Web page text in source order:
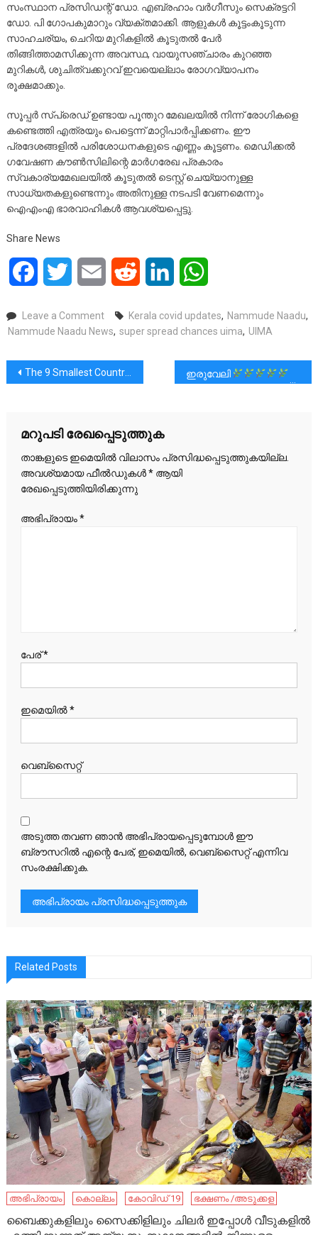
സംസ്ഥാന പ്രസിഡന്റ് ഡോ. എബ്രഹാം വര്‍ഗീസും സെക്രട്ടറി
ഡോ. പി ഗോപകുമാറും വ്യക്തമാക്കി. ആളുകള്‍ കൂട്ടംകൂടുന്ന
സാഹചര്യം, ചെറിയ മുറികളില്‍ കൂടുതല്‍ പേര്‍
തിങ്ങിത്താമസിക്കുന്ന അവസ്ഥ, വായുസഞ്ചാരം കുറഞ്ഞ
മുറികള്‍, ശുചിത്വക്കുറവ് ഇവയെല്ലാം രോഗവ്യാപനം
രൂക്ഷമാക്കും.
സൂപ്പര്‍ സ്‌പ്രെഡ് ഉണ്ടായ പൂന്തുറ മേഖലയില്‍ നിന്ന് രോഗികളെ
കണ്ടെത്തി എത്രയും പെട്ടെന്ന് മാറ്റിപാര്‍പ്പിക്കണം. ഈ
പ്രദേശങ്ങളില്‍ പരിശോധനകളുടെ എണ്ണം കൂട്ടണം. മെഡിക്കല്‍
ഗവേഷണ കൗണ്‍സിലിന്റെ മാര്‍ഗരേഖ പ്രകാരം
സ്വകാര്യമേഖലയില്‍ കൂടുതല്‍ ടെസ്റ്റ് ചെയ്യാനുള്ള
സാധ്യതകളുണ്ടെന്നും അതിനുള്ള നടപടി വേണമെന്നും
ഐഎംഎ ഭാരവാഹികള്‍ ആവശ്യപ്പെട്ടു.
Share News
FacebookTwitter Email Reddit LinkedIn
Leave a Commenton
സംസ്ഥാനത്ത്
സ്‌പ്രെഡ്
സാധ്യത:മുന്നറിയിപ്പുമായി
Kerala covid updates, Nammude Naadu,
Nammude Naadu News, super spread chances uima, UIMA
പോസ്റ്റുകളിലൂടെ
The 9 Smallest Countries in the World by Population ഇരുവേലി
മറുപടി രേഖപ്പെടുത്തുക
താങ്കളുടെ ഇമെയില്‍ വിലാസം പ്രസിദ്ധപ്പെടുത്തുകയില്ല.
അവശ്യമായ ഫീല്‍ഡുകള്‍*ആയി
രേഖപ്പെടുത്തിയിരിക്കുന്നു
അഭിപ്രായം*
പേര്*
ഇമെയില്‍*
വെബ്‌സൈറ്റ്
അടുത്ത തവണ ഞാൻ അഭിപ്രായപ്പെടുമ്പോൾ ഈ
ബ്രൗസറിൽ എന്റെ പേര്, ഇമെയിൽ, വെബ്സൈറ്റ് എന്നിവ
സംരക്ഷിക്കുക.
Related Posts
അഭിപ്രായം കൊല്ലം കോവിഡ് 19 ഭക്ഷണം /അടുക്കള
ബൈക്കുകളിലും സൈക്കിളിലും ചിലർ ഇപ്പോൾ വീടുകളിൽ